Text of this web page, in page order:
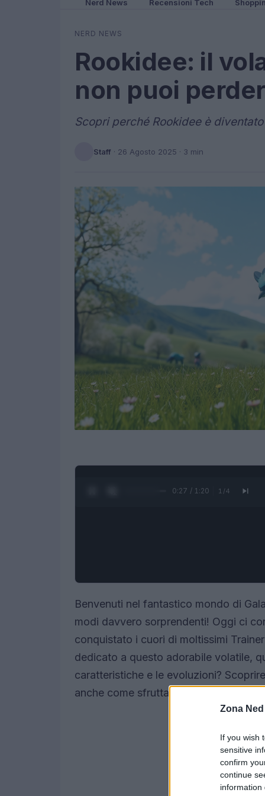
Zona Ned
If you wish
sensitive
confirm
continue
information
Nerd News Recensioni Tech
NERD NEWS
Rookidee: il
non puoi
Scopri perché Rookidee è
Staff · 26 Agosto 2025 · 3 min
0:28 / 1:20 1 /4
Benvenuti nel fantastico mondo di
modi davvero sorprendenti! Oggi ci
conquistato i cuori di moltissimi
dedicato a questo adorabile volatile,
caratteristiche e le evoluzioni?
anche come sfruttare al meglio le sue